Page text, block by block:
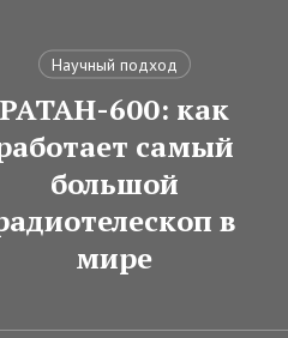
Научный подход
РАТАН-600: как
самый
большой
в
мире